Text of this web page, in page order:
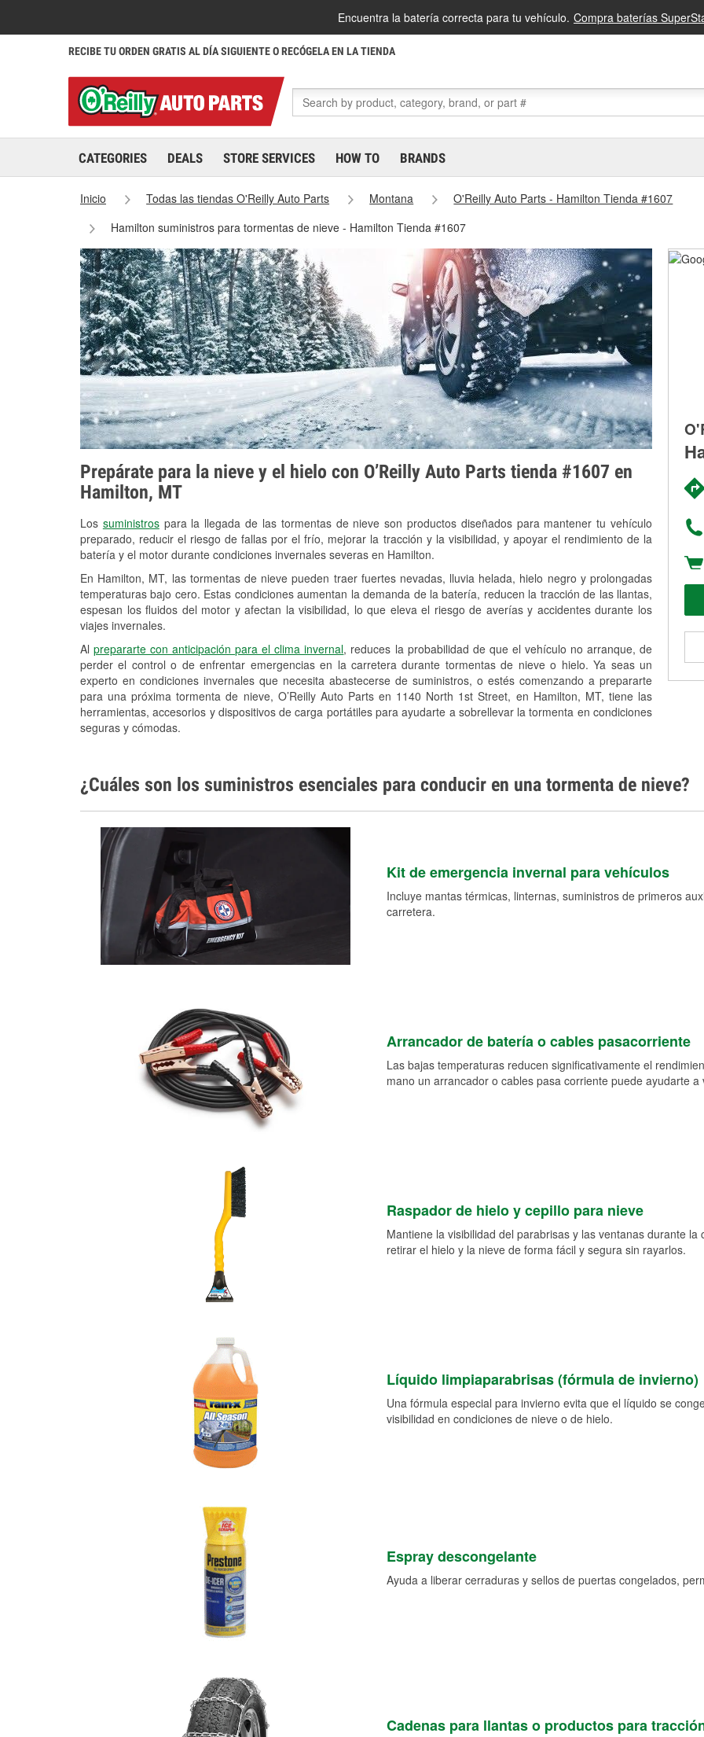
Encuentra la batería correcta para tu vehículo. Compra baterías
RECIBE TU ORDEN GRATIS AL DÍA SIGUIENTE O RECÓGELA EN LA TIENDA
CATEGORIES DEALS STORE SERVICES HOW TO BRANDS
Inicio Todas las tiendas O'Reilly Auto Parts Montana
O'Reilly Auto Parts - Hamilton Tienda #1607
Hamilton suministros para tormentas de nieve - Hamilton Tienda #1607
Prepárate para la nieve y el hielo con O’Reilly Auto Parts tienda #1607 en
Hamilton, MT
Los suministrospara la llegada de las tormentas de nieve son productos diseñados para mantener tu vehículo
preparado, reducir el riesgo de fallas por el frío, mejorar la tracción y la visibilidad, y apoyar el rendimiento de la
batería y el motor durante condiciones invernales severas en Hamilton.
En Hamilton, MT, las tormentas de nieve pueden traer fuertes nevadas, lluvia helada, hielo negro y prolongadas
temperaturas bajo cero. Estas condiciones aumentan la demanda de la batería, reducen la tracción de las llantas,
espesan los fluidos del motor y afectan la visibilidad, lo que eleva el riesgo de averías y accidentes durante los
viajes invernales.
Alprepararte con anticipación para el clima invernal, reduces la probabilidad de que el vehículo no arranque, de
perder el control o de enfrentar emergencias en la carretera durante tormentas de nieve o hielo. Ya seas un
experto en condiciones invernales que necesita abastecerse de suministros, o estés comenzando a prepararte
para una próxima tormenta de nieve, O’Reilly Auto Parts en 1140 North 1st Street, en Hamilton, MT, tiene las
herramientas, accesorios y dispositivos de carga portátiles para ayudarte a sobrellevar la tormenta en condiciones
seguras y cómodas.
¿Cuáles son los suministros esenciales para conducir en una tormenta de nieve?
Kit de emergencia invernal para vehículos
Incluye mantas térmicas, linternas, suministros de primeros
carretera.
Arrancador de batería o cables pasacorriente
Las bajas temperaturas reducen significativamente el
mano un arrancador o cables pasa corriente puede ayudarte
Raspador de hielo y cepillo para nieve
Mantiene la visibilidad del parabrisas y las ventanas durante
retirar el hielo y la nieve de forma fácil y segura sin rayarlos.
Líquido limpiaparabrisas (fórmula de invierno)
Una fórmula especial para invierno evita que el líquido se
visibilidad en condiciones de nieve o de hielo.
Espray descongelante
Ayuda a liberar cerraduras y sellos de puertas congelados,
Cadenas para llantas o productos para